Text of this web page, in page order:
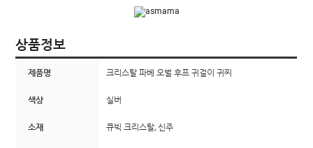
상품정보
제품명 크리스탈 파베 오벌 후프 귀걸이 귀찌
색상 실버
소재 큐빅 크리스탈, 신주